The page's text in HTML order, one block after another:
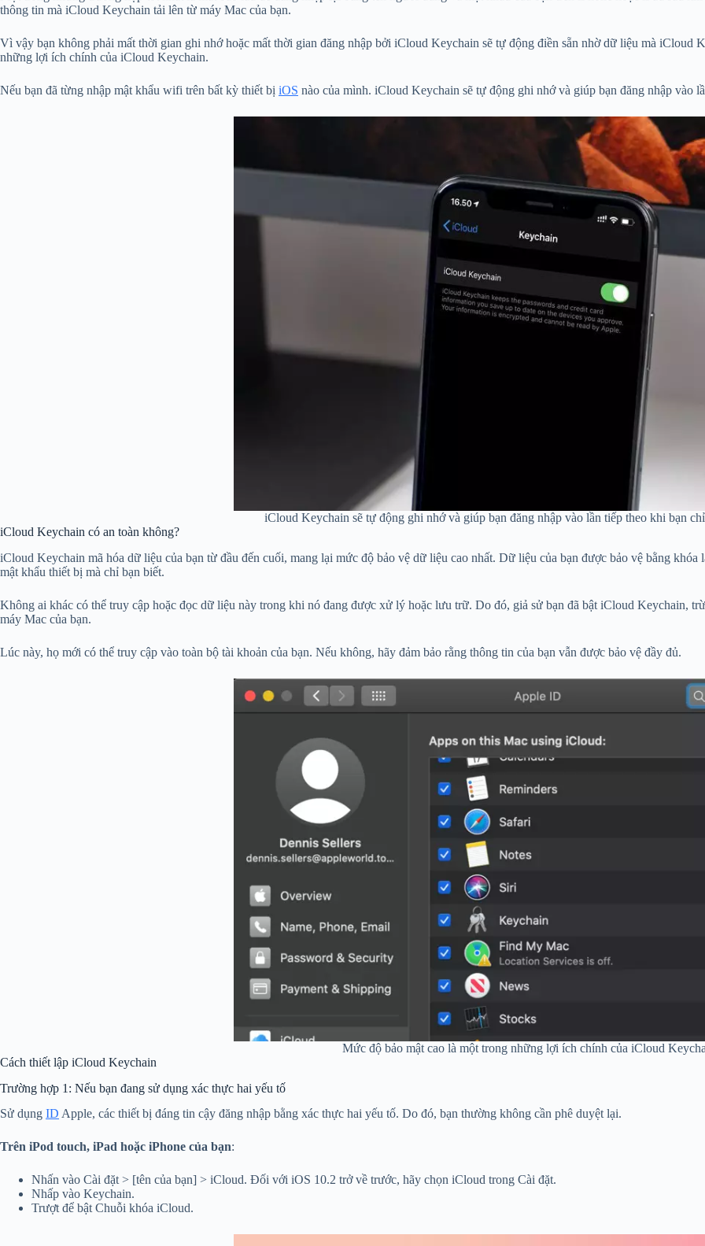
thông tin mà iCloud Keychain tải lên từ máy Mac của bạn.
Vì vậy bạn không phải mất thời gian ghi nhớ hoặc mất thời gian đăng nhập bởi iCloud Keychain sẽ tự động điền sẵn nhờ dữ liệu mà iCloud
những lợi ích chính của iCloud Keychain.
Nếu bạn đã từng nhập mật khẩu wifi trên bất kỳ thiết bị iOS nào của mình. iCloud Keychain sẽ tự động ghi nhớ và giúp bạn đăng nhập vào
iCloud Keychain sẽ tự động ghi nhớ và giúp bạn đăng nhập vào lần tiếp theo khi bạn
iCloud Keychain có an toàn không?
iCloud Keychain mã hóa dữ liệu của bạn từ đầu đến cuối, mang lại mức độ bảo vệ dữ liệu cao nhất. Dữ liệu của bạn được bảo vệ bằng
mật khẩu thiết bị mà chỉ bạn biết.
Không ai khác có thể truy cập hoặc đọc dữ liệu này trong khi nó đang được xử lý hoặc lưu trữ. Do đó, giả sử bạn đã bật iCloud Keychain,
máy Mac của bạn.
Lúc này, họ mới có thể truy cập vào toàn bộ tài khoản của bạn. Nếu không, hãy đảm bảo rằng thông tin của bạn vẫn được bảo vệ đầy đủ.
Mức độ bảo mật cao là một trong những lợi ích chính của iCloud
Cách thiết lập iCloud Keychain
Trường hợp 1: Nếu bạn đang sử dụng xác thực hai yếu tố
Sử dụng ID Apple, các thiết bị đáng tin cậy đăng nhập bằng xác thực hai yếu tố. Do đó, bạn thường không cần phê duyệt lại.
Trên iPod touch, iPad hoặc iPhone của bạn:
Nhấn vào Cài đặt > [tên của bạn] > iCloud. Đối với iOS 10.2 trở về trước, hãy chọn iCloud trong Cài đặt.
Nhấp vào Keychain.
Trượt để bật Chuỗi khóa iCloud.